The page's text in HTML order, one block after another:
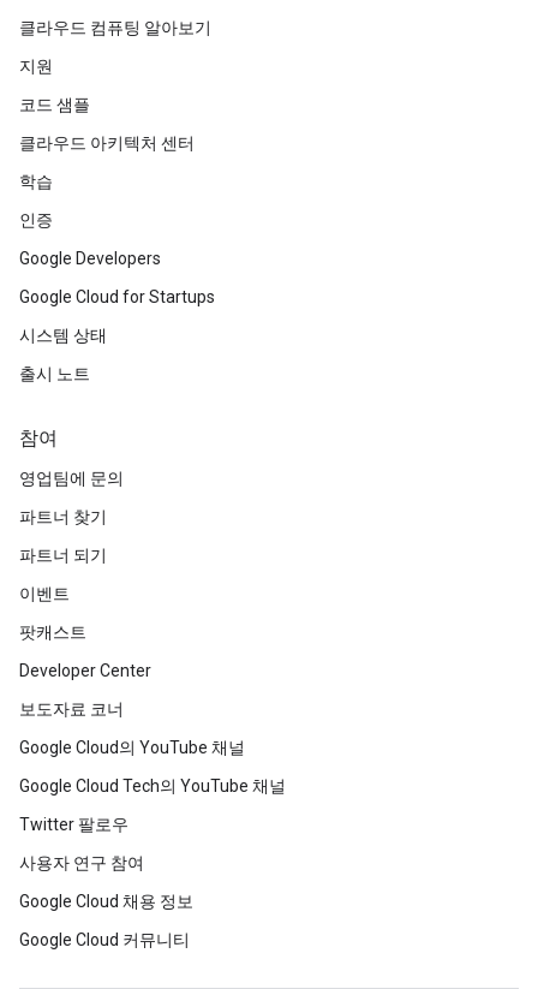
클라우드 컴퓨팅 알아보기
지원
코드 샘플
클라우드 아키텍처 센터
학습
인증
Google Developers
Google Cloud for Startups
시스템 상태
출시 노트
참여
영업팀에 문의
파트너 찾기
파트너 되기
이벤트
팟캐스트
Developer Center
보도자료 코너
Google Cloud의 YouTube 채널
Google Cloud Tech의 YouTube 채널
Twitter 팔로우
사용자 연구 참여
Google Cloud 채용 정보
Google Cloud 커뮤니티